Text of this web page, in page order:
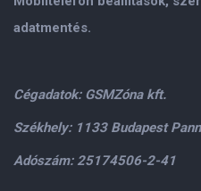
adatmentés.
Cégadatok: GSMZóna kft.
Székhely: 1133 Budapest
Adószám: 25174506-2-41